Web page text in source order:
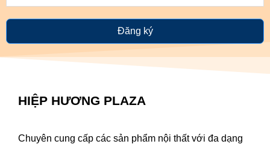
Đăng ký
HIỆP HƯƠNG PLAZA
Chuyên cung cấp các sản phẩm nội thất với đa dạng